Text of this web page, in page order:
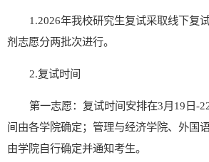
1.2026年我校研究生复试采取线下复
剂志愿分两批次进行。
2.复试时间
第一志愿：复试时间安排在3月 19 日-
间由各学院确定； 管理与经济学院、外国
由学院自行确定并通知考生。